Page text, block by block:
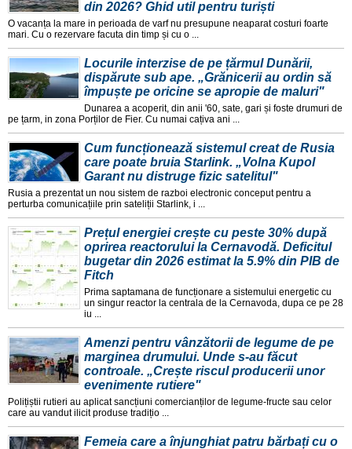
din 2026? Ghid util pentru turiști
O vacanța la mare in perioada de varf nu presupune neaparat costuri foarte
mari. Cu o rezervare facuta din timp și cu o ...
Locurile interzise de pe țărmul Dunării,
dispărute sub ape. „Grănicerii au ordin să
împuște pe oricine se apropie de maluri"
Dunarea a acoperit, din anii '60, sate, gari și foste drumuri de
pe țarm, in zona Porților de Fier. Cu numai cațiva ani ...
Cum funcționează sistemul creat de Rusia
care poate bruia Starlink. „Volna Kupol
Garant nu distruge fizic satelitul"
Rusia a prezentat un nou sistem de razboi electronic conceput pentru a
perturba comunicațiile prin sateliții Starlink, i ...
Prețul energiei crește cu peste 30% după
oprirea reactorului la Cernavodă. Deficitul
bugetar din 2026 estimat la 5.9% din PIB de
Fitch
Prima saptamana de funcționare a sistemului energetic cu
un singur reactor la centrala de la Cernavoda, dupa ce pe 28
iu ...
Amenzi pentru vânzătorii de legume de pe
marginea drumului. Unde s-au făcut
controale. „Crește riscul producerii unor
evenimente rutiere"
Polițiștii rutieri au aplicat sancțiuni comercianților de legume-fructe sau celor
care au vandut ilicit produse tradițio ...
Femeia care a înjunghiat patru bărbați cu o